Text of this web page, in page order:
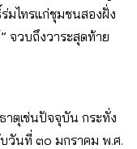
มไทรแก่ชุมชนสองฝั่ง
จวบถึงวาระสุดท้าย
าตุเช่นปัจจุบัน กระทั่ง
วันที่ ๓๐ มกราคม พ.ศ.